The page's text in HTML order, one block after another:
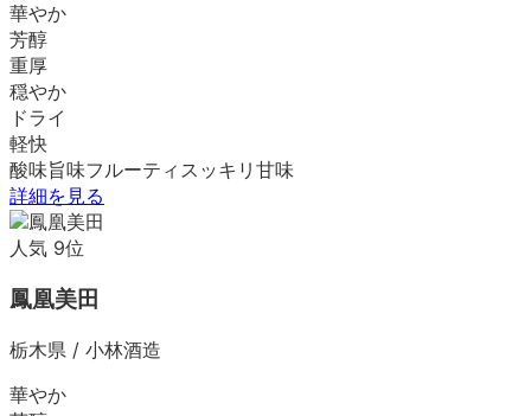
華やか
芳醇
重厚
穏やか
ドライ
軽快
酸味旨味フルーティ スッキリ 甘味
詳細を見る
人気 9位
鳳凰美田
栃木県 / 小林酒造
華やか